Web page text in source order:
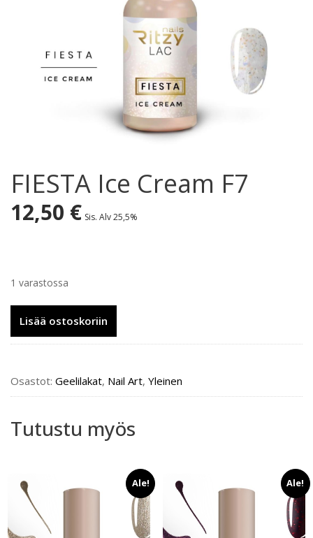
FIESTA Ice Cream F7
12,50 € Sis. Alv 25,5%
1 varastossa
Ice
Cream
määrä
Lisää ostoskoriin
Osastot: Geelilakat, Nail Art, Yleinen
Tutustu myös
Ale! Ale!